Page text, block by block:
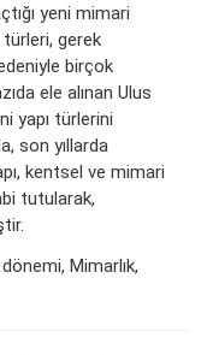
yeni mimari
türleri, gerek
birçok
ele alınan Ulus
yapı türlerini
son yıllarda
kentsel ve mimari
tutularak,
Mimarlık,